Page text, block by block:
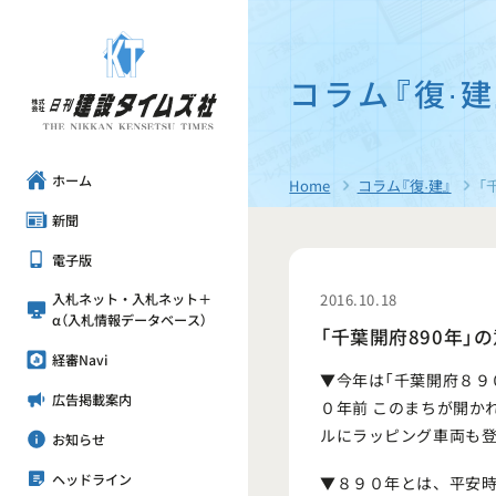
ホーム
新聞
電子版
入札ネット・入札ネット＋
α（入札情報データベース）
経審Navi
広告掲載案内
お知らせ
ヘッドライン
コラム『復·建
Home コラム『復·建』
2016.10.18
「千葉開府890年」
▼今年は「千葉開府８９
０年前 このまちが開か
ルにラッピング車両も
▼８９０年とは、平安